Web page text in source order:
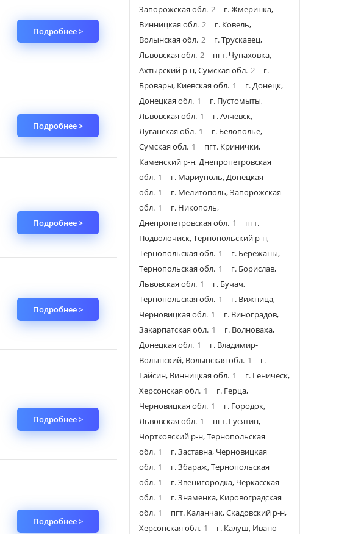
Подробнее >
Подробнее >
Подробнее >
Подробнее >
Подробнее >
Подробнее >
Запорожская обл. 2
г. Жмеринка,
Винницкая обл. 2
г. Ковель,
Волынская обл. 2
г. Трускавец,
Львовская обл. 2
пгт. Чупаховка,
Ахтырский р-н, Сумская обл. 2
г.
Бровары, Киевская обл. 1
г. Донецк,
Донецкая обл. 1
г. Пустомыты,
Львовская обл. 1
г. Алчевск,
Луганская обл. 1
г. Белополье,
Сумская обл. 1
пгт. Кринички,
Каменский р-н, Днепропетровская
обл. 1
г. Мариуполь, Донецкая
обл. 1
г. Мелитополь, Запорожская
обл. 1
г. Никополь,
Днепропетровская обл. 1
пгт.
Подволочиск, Тернопольский р-н,
Тернопольская обл. 1
г. Бережаны,
Тернопольская обл. 1
г. Борислав,
Львовская обл. 1
г. Бучач,
Тернопольская обл. 1
г. Вижница,
Черновицкая обл. 1
г. Виноградов,
Закарпатская обл. 1
г. Волноваха,
Донецкая обл. 1
г. Владимир-
Волынский, Волынская обл. 1
г.
Гайсин, Винницкая обл. 1
г. Геническ,
Херсонская обл. 1
г. Герца,
Черновицкая обл. 1
г. Городок,
Львовская обл. 1
пгт. Гусятин,
Чортковский р-н, Тернопольская
обл. 1
г. Заставна, Черновицкая
обл. 1
г. Збараж, Тернопольская
обл. 1
г. Звенигородка, Черкасская
обл. 1
г. Знаменка, Кировоградская
обл. 1
пгт. Каланчак, Скадовский р-н,
Херсонская обл. 1
г. Калуш, Ивано-